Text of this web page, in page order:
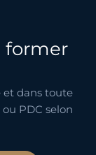
former
et dans toute
PDC selon